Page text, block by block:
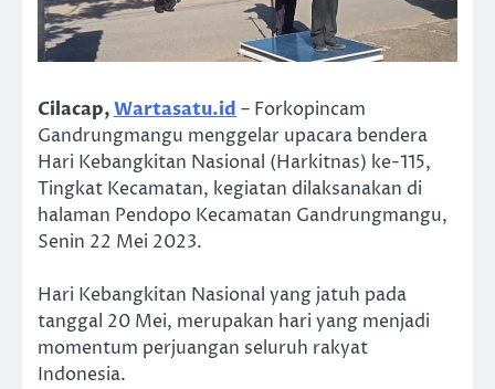
Cilacap,Wartasatu.id – Forkopincam
Gandrungmangu menggelar upacara bendera
Hari Kebangkitan Nasional (Harkitnas) ke-115,
Tingkat Kecamatan, kegiatan dilaksanakan di
halaman Pendopo Kecamatan Gandrungmangu,
Senin 22 Mei 2023.
Hari Kebangkitan Nasional yang jatuh pada
tanggal 20 Mei, merupakan hari yang menjadi
momentum perjuangan seluruh rakyat
Indonesia.